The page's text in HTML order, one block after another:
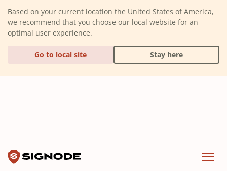
Based on your current location the United States of America,
we recommend that you choose our local website for an
optimal user experience.
Go to local site Stay here